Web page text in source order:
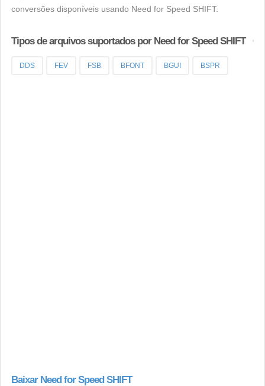
conversões disponíveis usando Need for Speed SHIFT.
Tipos de arquivos suportados por Need for Speed SHIFT
DDS FEV FSB BFONT BGUI BSPR
Baixar Need for Speed SHIFT